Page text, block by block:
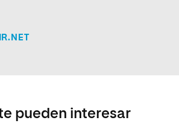
pueden interesar